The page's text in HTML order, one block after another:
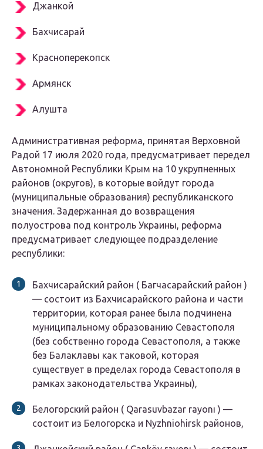
Джанкой
Бахчисарай
Красноперекопск
Армянск
Алушта
Административная реформа, принятая Верховной
Радой 17 июля 2020 года, предусматривает передел
Автономной Республики Крым на 10 укрупненных
районов (округов), в которые войдут города
(муниципальные образования) республиканского
значения. Задержанная до возвращения
полуострова под контроль Украины, реформа
предусматривает следующее подразделение
республики:
Бахчисарайский район ( Багчасарайский район )
— состоит из Бахчисарайского района и части
территории, которая ранее была подчинена
муниципальному образованию Севастополя
(без собственно города Севастополя, а также
без Балаклавы как таковой, которая
существует в пределах города Севастополя в
рамках законодательства Украины),
Белогорский район ( Qarasuvbazar rayonı ) —
состоит из Белогорска и Nyzhniohirsk районов,